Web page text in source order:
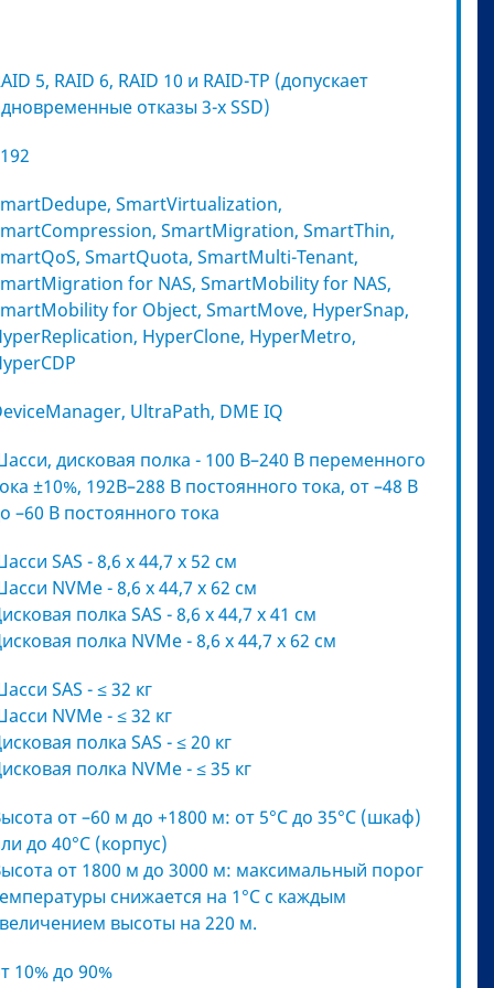
5, RAID 6, RAID 10 и RAID-TP (допускает
отказы 3-х SSD)
SmartVirtualization,
SmartMigration, SmartThin,
SmartQuota, SmartMulti-Tenant,
for NAS, SmartMobility for NAS,
for Object, SmartMove, HyperSnap,
HyperClone, HyperMetro,
UltraPath, DME IQ
дисковая полка - 100 В–240 В переменного
±10%, 192В–288 В постоянного тока, от –48 В
–60 В постоянного тока
SAS - 8,6 х 44,7 х 52 см
NVMe - 8,6 х 44,7 х 62 см
полка SAS - 8,6 х 44,7 х 41 см
полка NVMe - 8,6 х 44,7 х 62 см
SAS - ≤ 32 кг
NVMe - ≤ 32 кг
полка SAS - ≤ 20 кг
полка NVMe - ≤ 35 кг
от –60 м до +1800 м: от 5°C до 35°C (шкаф)
до 40°C (корпус)
от 1800 м до 3000 м: максимальный порог
снижается на 1°C с каждым
высоты на 220 м.
10% до 90%